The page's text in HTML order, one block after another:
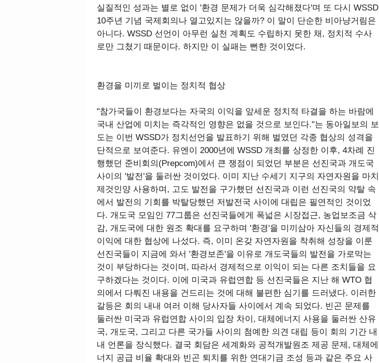
실질적인 성과는 별로 없이 '환경 문제가 더욱 심각해졌다'며 또 다시 WSSD
10주년 기념 국제회의나 열고있지는 않을까? 이 말이 단순한 비아냥거림은
아니다. WSSD 선언이 아무런 실천 계획도 수립하지 못한 채, 정치적 수사
로만 그쳤기 때문이다. 하지만 이 실패는 뻔한 것이었다.
환경을 미끼로 벌이는 정치적 협상
"참가국들이 환경보다는 자국의 이익을 앞세운 정치적 타결을 하는 바람에
국내 산업에 미치는 즉각적인 영향은 없을 것으로 보인다."는 동아일보의 보
도는 이번 WSSD가 정치선언을 발표하기 위해 벌였던 각종 협상의 성격을
단적으로 보여준다. 유엔이 2000년에 WSSD 개최를 상정한 이후, 4차례 진
행했던 준비회의(Prepcom)에서 큰 쟁점이 되었던 부분은 선진국과 개도국
사이의 '발전'을 둘러싼 것이었다. 이미 지난 수세기 지구의 자연자원을 마치
제것인양 사용하며, 고도 발전을 구가했던 선진국과 이런 선진국의 약탈 속
에서 발전의 기회를 박탈당했던 저발전국 사이에 대립은 필연적인 것이었
다. 개도국 모임인 77그룹은 선진국들에게 폭넓은 시장접근, 농업보조금 삭
감, 개도국에 대한 원조 확대를 요구하며 '환경'을 미끼삼아 자신들의 경제적
이익에 대한 협상에 나섰다. 즉, 이미 온갖 자연자원을 착취해 성장을 이룬
선진국들이 지금에 와서 '환경보존'을 이유로 개도국들의 발전을 가로막는
것이 부당하다는 것이며, 따라서 경제적으로 이익이 되는 다른 조치들을 요
구하겠다는 것이다. 이에 미국과 유럽연합 등 선진국들은 지난 해 WTO 협
의에서 다뤄진 내용을 건드리는 것에 대해 불편한 심기를 드러냈다. 이러한
갈등은 회의 내내 여러 이해 당사자들 사이에서 계속 되었다. 빈곤 문제를
둘러싼 미국과 유럽연합 사이의 입장 차이, 대체에너지 사용을 둘러싼 산유
국, 개도국, 그리고 다른 국가들 사이의 첨예한 의견 대립 등이 회의 기간 내
내 언론을 장식했다. 결국 회담은 세계화와 공적개발원조 제공 문제, 대체에
너지 공급 비율 확대와 빈곤 퇴치를 위한 연대기금 조성 등과 같은 주요 사